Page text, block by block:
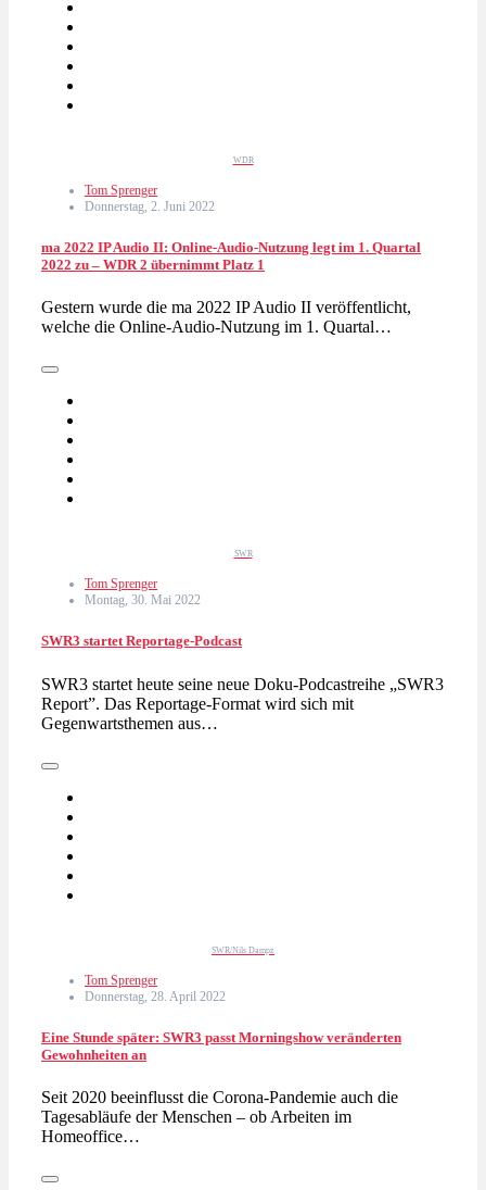
WDR
Tom Sprenger
Donnerstag, 2. Juni 2022
ma 2022 IP Audio II: Online-Audio-Nutzung legt im 1. Quartal
2022 zu – WDR 2 übernimmt Platz 1
Gestern wurde die ma 2022 IP Audio II veröffentlicht,
welche die Online-Audio-Nutzung im 1. Quartal…
SWR
Tom Sprenger
Montag, 30. Mai 2022
SWR3 startet Reportage-Podcast
SWR3 startet heute seine neue Doku-Podcastreihe „SWR3
Report”. Das Reportage-Format wird sich mit
Gegenwartsthemen aus…
SWR/Nils Dampz
Tom Sprenger
Donnerstag, 28. April 2022
Eine Stunde später: SWR3 passt Morningshow veränderten
Gewohnheiten an
Seit 2020 beeinflusst die Corona-Pandemie auch die
Tagesabläufe der Menschen – ob Arbeiten im
Homeoffice…